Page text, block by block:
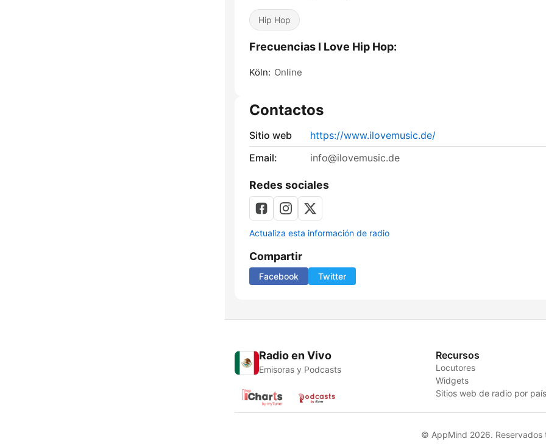
Hip Hop
Frecuencias I Love Hip Hop:
Köln: Online
Contactos
Sitio web
https://www.ilovemusic.de/
Email:
info@ilovemusic.de
Redes sociales
Actualiza esta información de radio
Compartir
Facebook Twitter
Radio en Vivo
Emisoras y Podcasts
Recursos
Locutores
Widgets
Sitios web de radio por
© AppMind 2026. Reservados